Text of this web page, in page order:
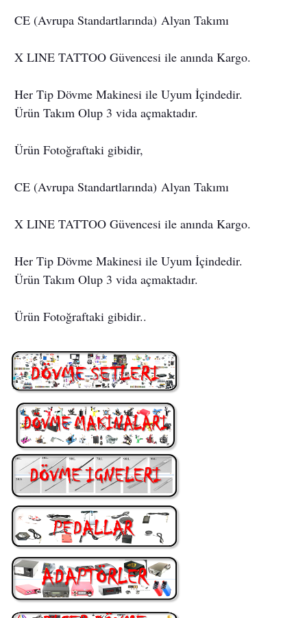
CE (Avrupa Standartlarında) Alyan Takımı
X LINE TATTOO Güvencesi ile anında Kargo.
Her Tip Dövme Makinesi ile Uyum İçindedir.
Ürün Takım Olup 3 vida açmaktadır.
Ürün Fotoğraftaki gibidir,
CE (Avrupa Standartlarında) Alyan Takımı
X LINE TATTOO Güvencesi ile anında Kargo.
Her Tip Dövme Makinesi ile Uyum İçindedir.
Ürün Takım Olup 3 vida açmaktadır.
Ürün Fotoğraftaki gibidir..